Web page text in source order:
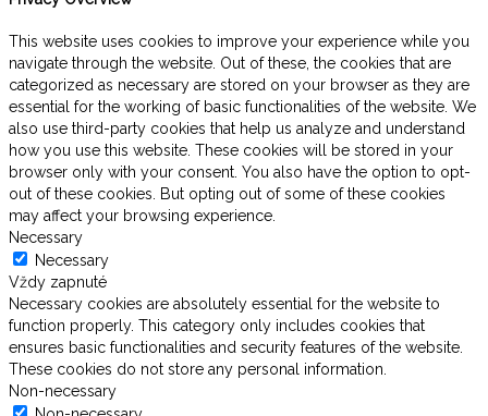
This website uses cookies to improve your experience while you
navigate through the website. Out of these, the cookies that are
categorized as necessary are stored on your browser as they are
essential for the working of basic functionalities of the website. We
also use third-party cookies that help us analyze and understand
how you use this website. These cookies will be stored in your
browser only with your consent. You also have the option to opt-
out of these cookies. But opting out of some of these cookies
may affect your browsing experience.
Necessary
Necessary
Vždy zapnuté
Necessary cookies are absolutely essential for the website to
function properly. This category only includes cookies that
ensures basic functionalities and security features of the website.
These cookies do not store any personal information.
Non-necessary